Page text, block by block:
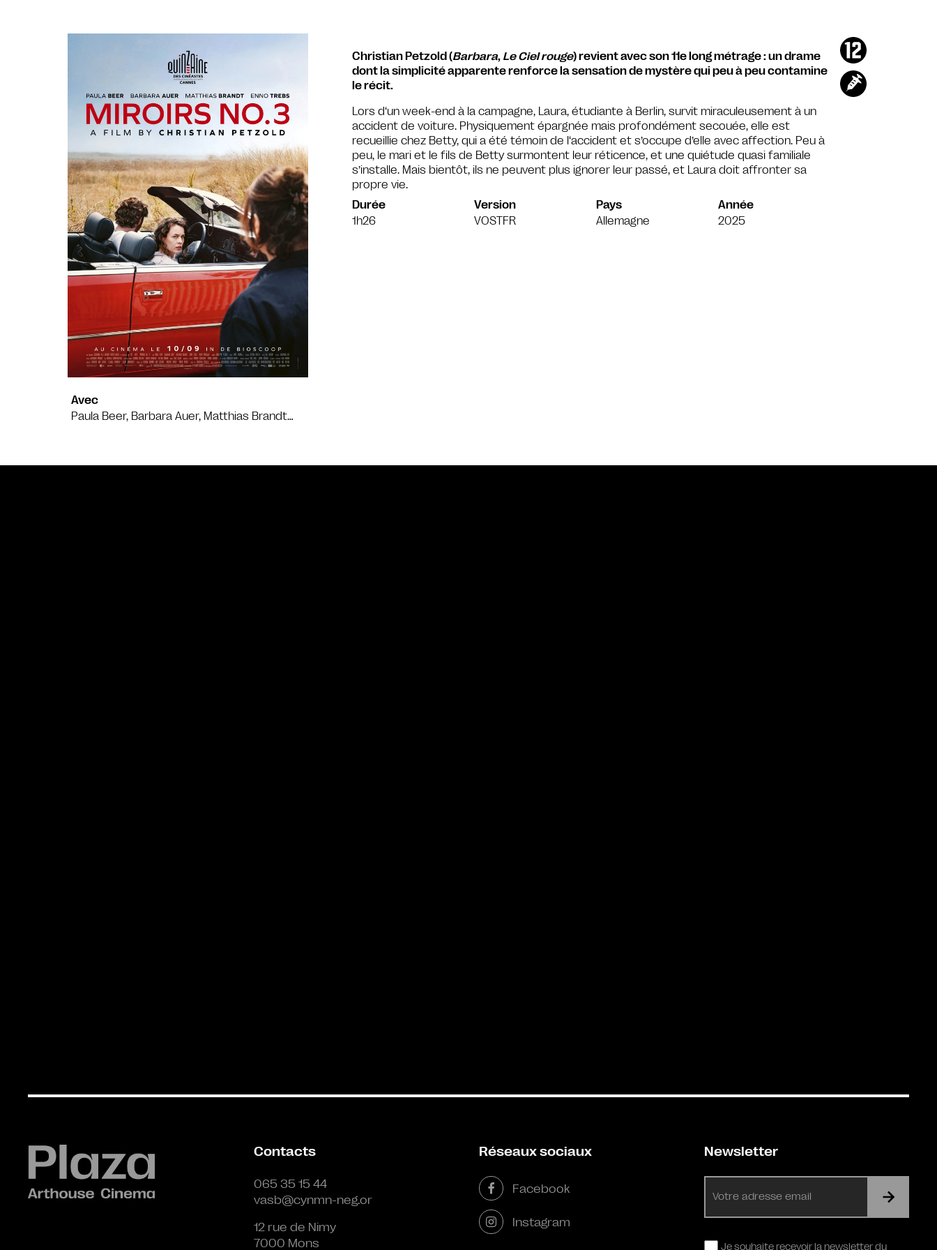
Avec
Paula Beer, Barbara Auer, Matthias Brandt…
Christian Petzold (Barbara, Le Ciel rouge) revient avec son 11e long métrage : un drame
dont la simplicité apparente renforce la sensation de mystère qui peu à peu contamine
le récit.
Lors d‘un week-end à la campagne, Laura, étudiante à Berlin, survit miraculeusement à un
accident de voiture. Physiquement épargnée mais profondément secouée, elle est
recueillie chez Betty, qui a été témoin de l‘accident et s’occupe d’elle avec affection. Peu à
peu, le mari et le fils de Betty surmontent leur réticence, et une quiétude quasi familiale
s’installe. Mais bientôt, ils ne peuvent plus ignorer leur passé, et Laura doit affronter sa
propre vie.
Durée
1h26
Version
VOSTFR
Pays
Allemagne
Année
2025
Contacts
065 35 15 44
vasb@cynmn-neg.or
12 rue de Nimy
7000 Mons
Réseaux sociaux
Facebook
Instagram
Newsletter
mail
RGPDJe souhaite recevoir la newsletter du